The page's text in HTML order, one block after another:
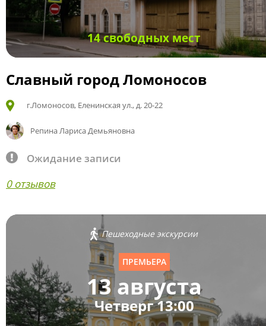
14 свободных мест
Славный город Ломоносов
г.Ломоносов, Еленинская ул., д. 20-22
Репина Лариса Демьяновна
Ожидание записи
0 отзывов
Пешеходные экскурсии
ПРЕМЬЕРА
13 августа
Четверг 13:00